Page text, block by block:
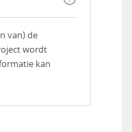
van) de
wordt
kan